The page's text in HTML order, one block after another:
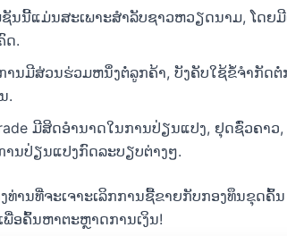
ຊັນນີ້ແມ່ນສະເພາະສຳລັບຊາວຫວຽດນາມ, ໂດ
ດ.
ານມີສ່ວນຮ່ວມຫນຶ່ງຕໍ່ລູກຄ້າ, ບັງຄັບໃຊ້ຂໍ້ຈໍາກັດ
.
ມີສິດອຳນາດໃນການປ່ຽນແປງ, ຢຸດຊົ່ວຄາ
ານປ່ຽນແປງກົດລະບຽບຕ່າງໆ.
ທ່ານທີ່ຈະເຈາະເລິກການຊື້ຂາຍກັບກອງທຶນຂຸດຄົ້
ພື່ອຄົ້ນຫາຕະຫຼາດການເງິນ!